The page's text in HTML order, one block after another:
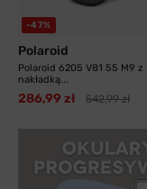
-47%
Polaroid
Polaroid 6205 V81 55 M9 z
nakładką...
286,99 zł 542,99 zł